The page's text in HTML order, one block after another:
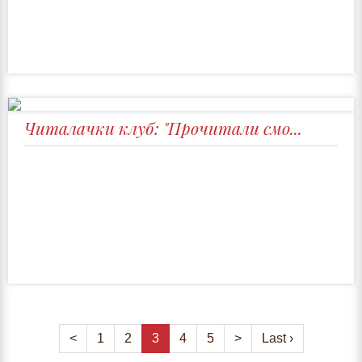
Читалачки клуб: "Прочитали смо...
< 1 2 3 4 5 > Last ›